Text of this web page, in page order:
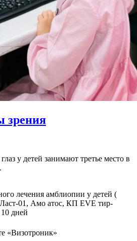
зрения
у детей занимают третье место в
лечения амблиопии у детей (
01, Амо атос, КП EVE тир-
дней
«Визотроник»